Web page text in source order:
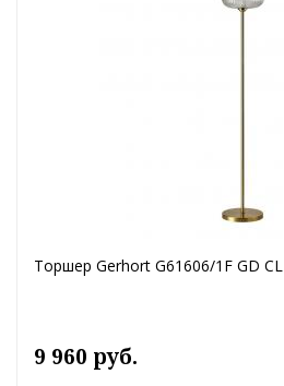
Торшер Gerhort G61606/1F GD CL
9 960 руб.